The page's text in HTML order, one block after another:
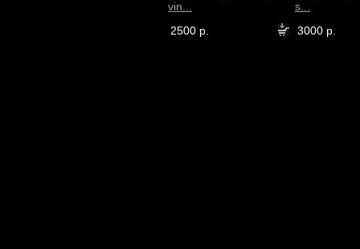
vin...
2500 р.
s...
3000 р.